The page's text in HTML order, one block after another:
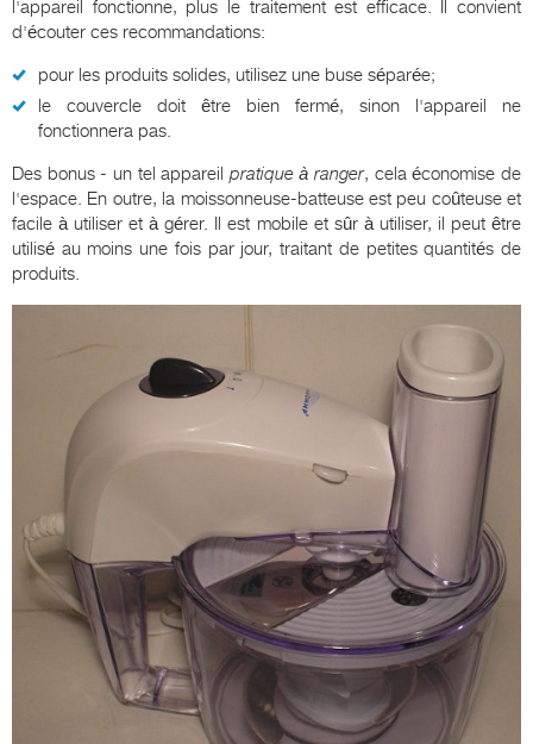
l'appareil fonctionne, plus le traitement est efficace. Il convient
d'écouter ces recommandations:
pour les produits solides, utilisez une buse séparée;
le couvercle doit être bien fermé, sinon l'appareil ne
fonctionnera pas.
Des bonus - un tel appareil pratique à ranger, cela économise de
l'espace. En outre, la moissonneuse-batteuse est peu coûteuse et
facile à utiliser et à gérer. Il est mobile et sûr à utiliser, il peut être
utilisé au moins une fois par jour, traitant de petites quantités de
produits.